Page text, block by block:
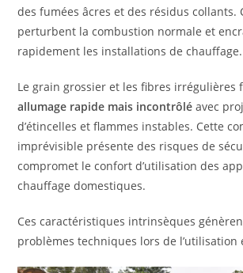
des fumées âcres et des résidus collants.
perturbent la combustion normale et
rapidement les installations de chauffage.
Le grain grossier et les fibres irrégulières
allumage rapide mais incontrôlé avec
d’étincelles et flammes instables. Cette
imprévisible présente des risques de
compromet le confort d’utilisation des
chauffage domestiques.
Ces caractéristiques intrinsèques
problèmes techniques lors de l’utilisation